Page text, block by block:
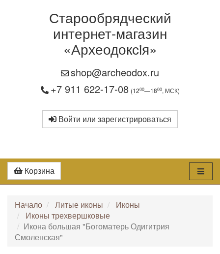
Старообрядческий
интернет-магазин
«Археодоксiя»
shop@archeodox.ru
+7 911 622-17-08 (1200—1800, МСК)
Войти или зарегистрироваться
Корзина
Начало Литые иконы
Иконы
Иконы трехвершковые
Икона большая "Богоматерь Одигитрия
Смоленская"